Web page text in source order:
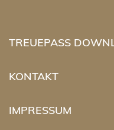
TREUEPASS
KONTAKT
IMPRESSUM